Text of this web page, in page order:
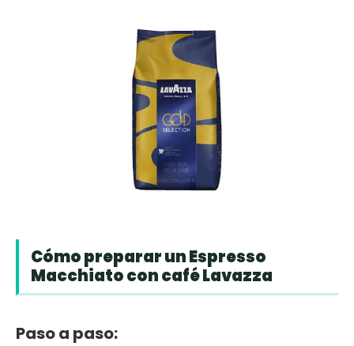
Cómo preparar un Espresso
Macchiato con café Lavazza
Paso a paso: